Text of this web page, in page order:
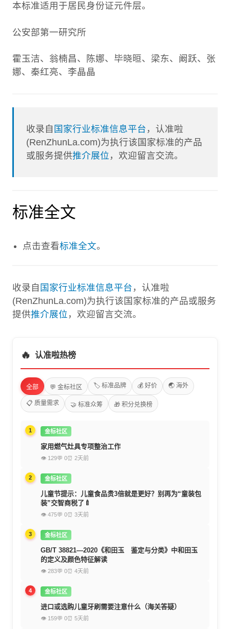
本标准适用于居民身份证元件层。
公安部第一研究所
霍玉洁、翁楠昌、陈娜、毕晓晅、梁东、阚跃、张
娜、秦红亮、李晶晶
收录自 国家行业标准信息平台 ，认准啦
(RenZhunLa.com)为执行该国家标准的产品
或服务提供推介展位 ，欢迎留言交流。
标准全文
点击查看标准全文。
收录自 国家行业标准信息平台 ，认准啦
(RenZhunLa.com)为执行该国家标准的产品或服务
提供推介展位 ，欢迎留言交流。
🔥 认准啦热榜
全部 💬 金标社区 🏷️ 标准品牌 💰 好价 🌏 海外
📋 质量需求 🤝 标准众筹 🎁 积分兑换榜
1 金标社区
家用燃气灶具专项整治工作
👁 129💬 0⏰ 2天前
2 金标社区
儿童节提示：儿童食品贵3倍就是更好？别再为“童装包
装”交智商税了🍼
👁 475💬 0⏰ 3天前
3 金标社区
GB/T 38821—2020《和田玉 鉴定与分类》中和田玉
的定义及颜色特征解读
👁 283💬 0⏰ 4天前
4 金标社区
进口或选购儿童牙刷需要注意什么（海关答疑）
👁 159💬 0⏰ 5天前